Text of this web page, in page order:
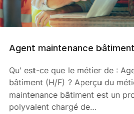
F)
maintenance
L'agent de
Aide
Qu' est-
(H/F) ?
le